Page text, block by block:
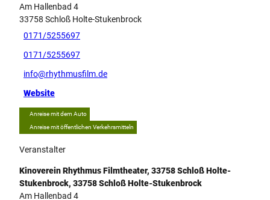
Am Hallenbad 4
33758 Schloß Holte-Stukenbrock
0171/5255697
0171/5255697
info@rhythmusfilm.de
Website
Anreise mit dem Auto
Anreise mit öffentlichen Verkehrsmitteln
Veranstalter
Kinoverein Rhythmus Filmtheater, 33758 Schloß Holte-
Stukenbrock, 33758 Schloß Holte-Stukenbrock
Am Hallenbad 4